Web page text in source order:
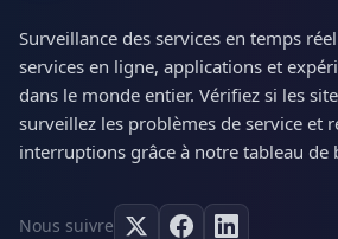
Surveillance des services en temps
services en ligne, applications et
dans le monde entier. Vérifiez si les
surveillez les problèmes de service et
interruptions grâce à notre tableau de
Nous suivre